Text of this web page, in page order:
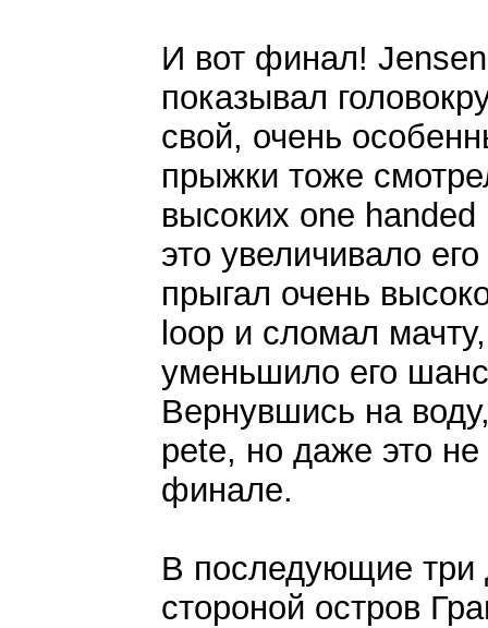
И вот финал!
показывал
свой, очень
прыжки тоже
высоких one
это увеличивало
прыгал очень
loop и сломал
уменьшило его
Вернувшись на
pete, но даже это
финале.
В последующие три
стороной остров